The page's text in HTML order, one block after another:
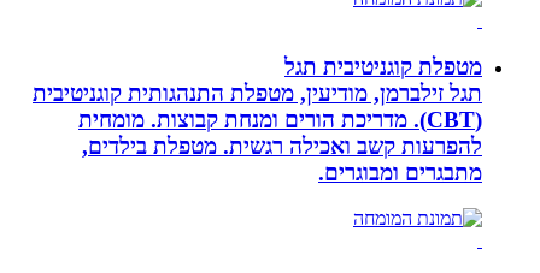
מטפלת קוגניטיבית תגל
תגל זילברמן, מודיעין, מטפלת התנהגותית קוגניטיבית
(CBT). מדריכת הורים ומנחת קבוצות. מומחית
להפרעות קשב ואכילה רגשית. מטפלת בילדים,
מתבגרים ומבוגרים.